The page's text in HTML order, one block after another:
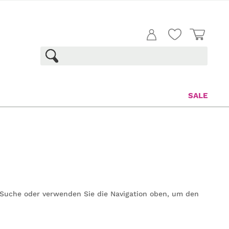
SALE
oder verwenden Sie die Navigation oben, um den